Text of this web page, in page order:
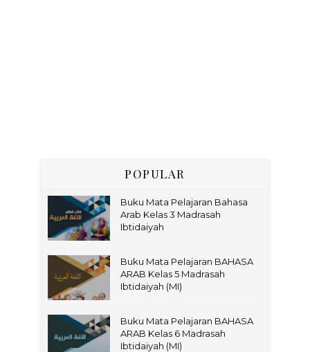
POPULAR
Buku Mata Pelajaran Bahasa
Arab Kelas 3 Madrasah
Ibtidaiyah
Buku Mata Pelajaran BAHASA
ARAB Kelas 5 Madrasah
Ibtidaiyah (MI)
Buku Mata Pelajaran BAHASA
ARAB Kelas 6 Madrasah
Ibtidaiyah (MI)